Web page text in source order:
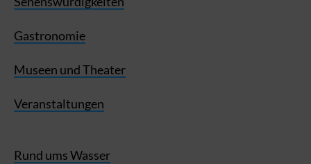
Gastronomie
Museen und Theater
Veranstaltungen
Rund ums Wasser